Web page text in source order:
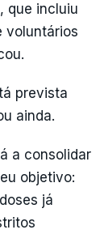
que incluiu
voluntários
prevista
ainda.
a consolidar
objetivo:
já